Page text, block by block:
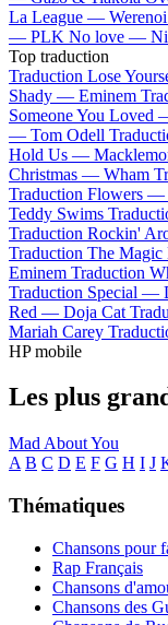
La League — Werenoi
— PLK No love —
Top traduction
Traduction Lose
Shady — Eminem
Someone You Loved
— Tom Odell
Hold Us —
Christmas — Wham
Traduction Flowers —
Teddy Swims
Traduction Rockin'
Traduction The
Eminem Traduction
Traduction Special —
Red — Doja Cat
Mariah Carey
HP mobile
Les plus
Mad About You
A B C D E F G H I J
Thématiques
Chansons pour
Rap Français
Chansons
Chansons des